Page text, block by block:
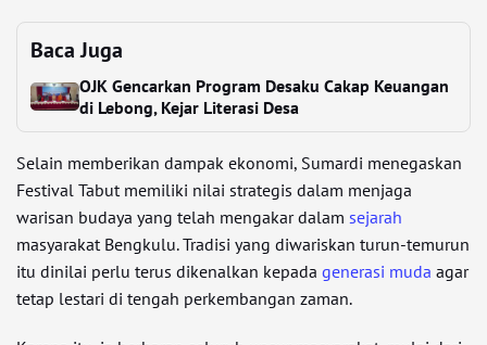
Baca Juga
OJK Gencarkan Program Desaku Cakap Keuangan
di Lebong, Kejar Literasi Desa
Selain memberikan dampak ekonomi, Sumardi menegaskan
Festival Tabut memiliki nilai strategis dalam menjaga
warisan budaya yang telah mengakar dalam sejarah
masyarakat Bengkulu. Tradisi yang diwariskan turun-temurun
itu dinilai perlu terus dikenalkan kepada generasi muda agar
tetap lestari di tengah perkembangan zaman.